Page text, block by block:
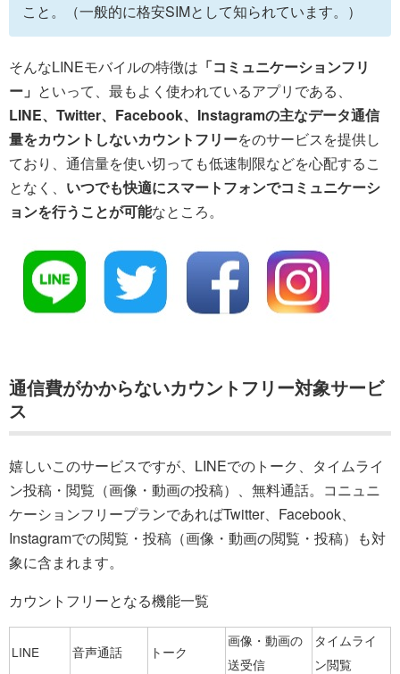
こと。（一般的に格安SIMとして知られています。）
そんなLINEモバイルの特徴は 「コミュニケーションフリ
ー」 といって、最もよく使われているアプリである、
LINE、Twitter、Facebook、Instagramの主なデータ通信
量をカウントしないカウントフリーをのサービスを提供し
ており、通信量を使い切っても低速制限などを心配するこ
となく、 いつでも快適にスマートフォンでコミュニケーシ
ョンを行うことが可能なところ。
通信費がかからないカウントフリー対象サービ
ス
嬉しいこのサービスですが、LINEでのトーク、タイムライ
ン投稿・閲覧（画像・動画の投稿）、無料通話。コニュニ
ケーションフリープランであればTwitter、Facebook、
Instagramでの閲覧・投稿（画像・動画の閲覧・投稿）も対
象に含まれます。
カウントフリーとなる機能一覧
LINE 音声通話 トーク
画像・動画の
送受信
タイムライ
ン閲覧